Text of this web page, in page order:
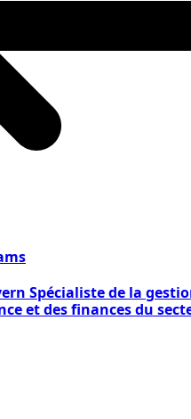
Spécialiste de la
et des finances du